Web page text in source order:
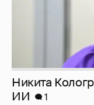
Никита
ИИ
1